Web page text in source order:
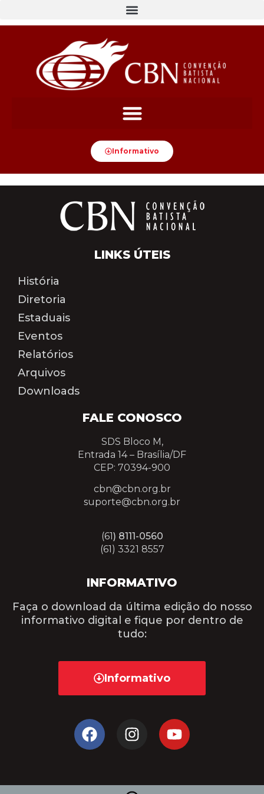
Informativo
INFORMATIVO
Faça o download da última edição do nosso
informativo digital e fique por dentro de
tudo:
Informativo
FALE CONOSCO
SDS Bloco M,
Entrada 14 – Brasília/DF
CEP: 70394-900
cbn@cbn.org.br
suporte@cbn.org.br
(61) 8111-0560
(61) 3321 8557
LINKS ÚTEIS
História
Diretoria
Estaduais
Eventos
Relatórios
Arquivos
Downloads